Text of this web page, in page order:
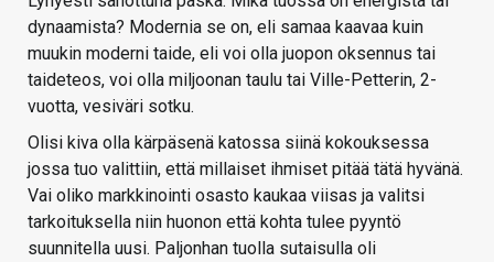
dynaamista? Modernia se on, eli samaa kaavaa kuin
muukin moderni taide, eli voi olla juopon oksennus tai
taideteos, voi olla miljoonan taulu tai Ville-Petterin, 2-
vuotta, vesiväri sotku.
Olisi kiva olla kärpäsenä katossa siinä kokouksessa
jossa tuo valittiin, että millaiset ihmiset pitää tätä hyvänä.
Vai oliko markkinointi osasto kaukaa viisas ja valitsi
tarkoituksella niin huonon että kohta tulee pyyntö
suunnitella uusi. Paljonhan tuolla sutaisulla oli